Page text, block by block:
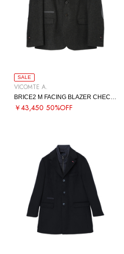
SALE
VICOMTE A.
￥43,450 50%OFF